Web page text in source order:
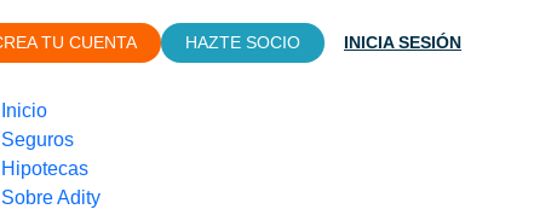
TU CUENTA HAZTE SOCIO INICIA SESIÓN
Inicio
Seguros
Hipotecas
Sobre Adity